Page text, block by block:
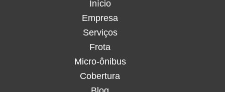
Início
Empresa
Serviços
Frota
Micro-ônibus
Cobertura